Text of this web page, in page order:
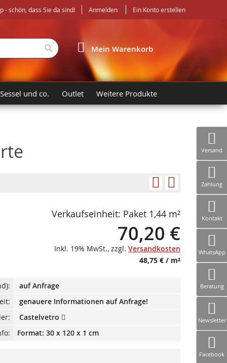
- schön, dass Sie da sind! Anmelden Ein Konto erstellen
Mein Warenkorb
Suche
und co. Outlet Weitere Produkte
Verkaufseinheit: Paket 1,44 m²
70,20 €
Inkl. 19% MwSt., zzgl. Versandkosten
48,75 € / m²
auf Anfrage
genauere Informationen auf Anfrage!
Castelvetro
Format: 30 x 120 x 1 cm
Versand
Zahlung
Kontakt
WhatsApp
Beratung
Newsletter
Facebook